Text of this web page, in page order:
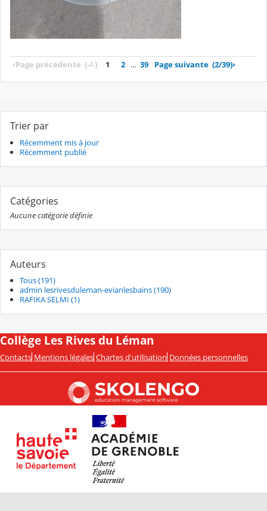
‹Page précédente (-/-) 1 2 … 39 Page suivante (2/39)›
Trier par
Récemment mis à jour
Récemment publié
Catégories
Aucune catégorie définie
Auteurs
Tous (191)
admin lesrivesduleman-evianlesbains (190)
RAFIKA SELMI (1)
Collège Les Rives du Léman
Contacts Mentions légales Chartes d'utilisation Données personnelles